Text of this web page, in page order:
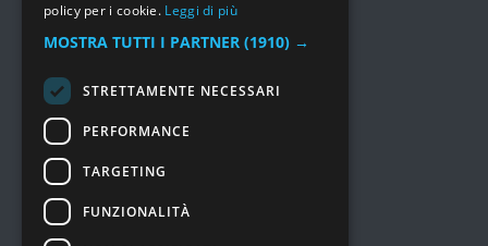
MENU
policy per i cookie. Leggi di più
MOSTRA TUTTI I PARTNER (1910) →
STRETTAMENTE NECESSARI
PERFORMANCE
TARGETING
FUNZIONALITÀ